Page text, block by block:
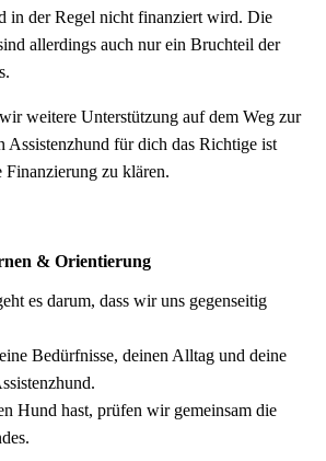
in der Regel nicht finanziert wird. Die
allerdings auch nur ein Bruchteil der
weitere Unterstützung auf dem Weg zur
Assistenzhund für dich das Richtige ist
Finanzierung zu klären.
& Orientierung
es darum, dass wir uns gegenseitig
Bedürfnisse, deinen Alltag und deine
Hund hast, prüfen wir gemeinsam die